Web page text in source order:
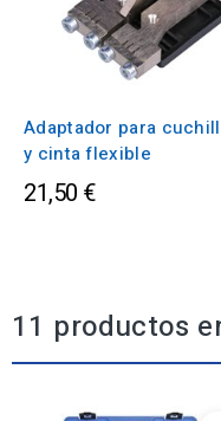
Adaptador para
y cinta flexible
21,50 €
11 productos